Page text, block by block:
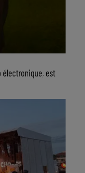
électronique, est